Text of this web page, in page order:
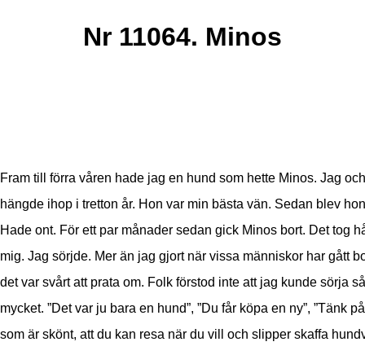
Nr 11064. Minos
Fram till förra våren hade jag en hund som hette Minos. Jag
hängde ihop i tretton år. Hon var min bästa vän. Sedan blev
Hade ont. För ett par månader sedan gick Minos bort. Det tog
mig. Jag sörjde. Mer än jag gjort när vissa människor har gått
det var svårt att prata om. Folk förstod inte att jag kunde sörja så
mycket. ”Det var ju bara en hund”, ”Du får köpa en ny”, ”Tänk
som är skönt, att du kan resa när du vill och slipper skaffa